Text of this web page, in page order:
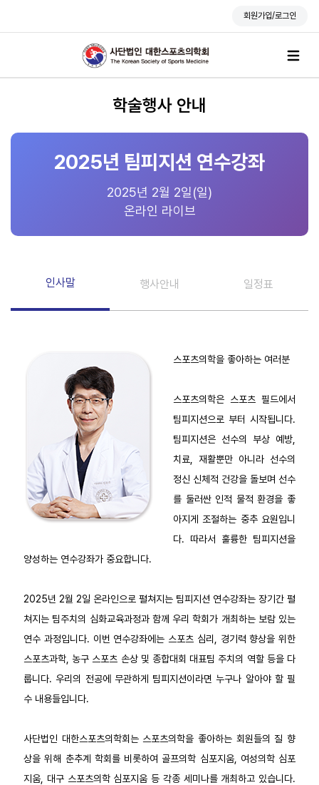
회원가입/로그인
학술행사 안내
2025년 팀피지션 연수강좌
2025년 2월 2일(일)
온라인 라이브
인사말 행사안내 일정표
스포츠의학을 좋아하는 여러분
스포츠의학은 스포츠 필드에서
팀피지션으로 부터 시작됩니다.
팀피지션은 선수의 부상 예방,
치료, 재활뿐만 아니라 선수의
정신 신체적 건강을 돌보며 선수
를 둘러싼 인적 물적 환경을 좋
아지게 조절하는 중추 요원입니
다. 따라서 훌륭한 팀피지션을
양성하는 연수강좌가 중요합니다.
2025년 2월 2일 온라인으로 펼쳐지는 팀피지션 연수강좌는 장기간 펼
쳐지는 팀주치의 심화교육과정과 함께 우리 학회가 개최하는 보람 있는
연수 과정입니다. 이번 연수강좌에는 스포츠 심리, 경기력 향상을 위한
스포츠과학, 농구 스포츠 손상 및 종합대회 대표팀 주치의 역할 등을 다
룹니다. 우리의 전공에 무관하게 팀피지션이라면 누구나 알아야 할 필
수 내용들입니다.
사단법인 대한스포츠의학회는 스포츠의학을 좋아하는 회원들의 질 향
상을 위해 춘추계 학회를 비롯하여 골프의학 심포지움, 여성의학 심포
지움, 대구 스포츠의학 심포지움 등 각종 세미나를 개최하고 있습니다.